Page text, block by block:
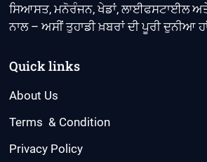
ਸਿਆਸਤ, ਮਨੋਰੰਜਨ, ਖੇਡਾਂ, ਲਾਈਫਸਟਾਈਲ
ਨਾਲ – ਅਸੀਂ ਤੁਹਾਡੀ ਖ਼ਬਰਾਂ ਦੀ ਪੂਰੀ ਦੁਨੀਆ
Quick links
About Us
Terms & Condition
Privacy Policy